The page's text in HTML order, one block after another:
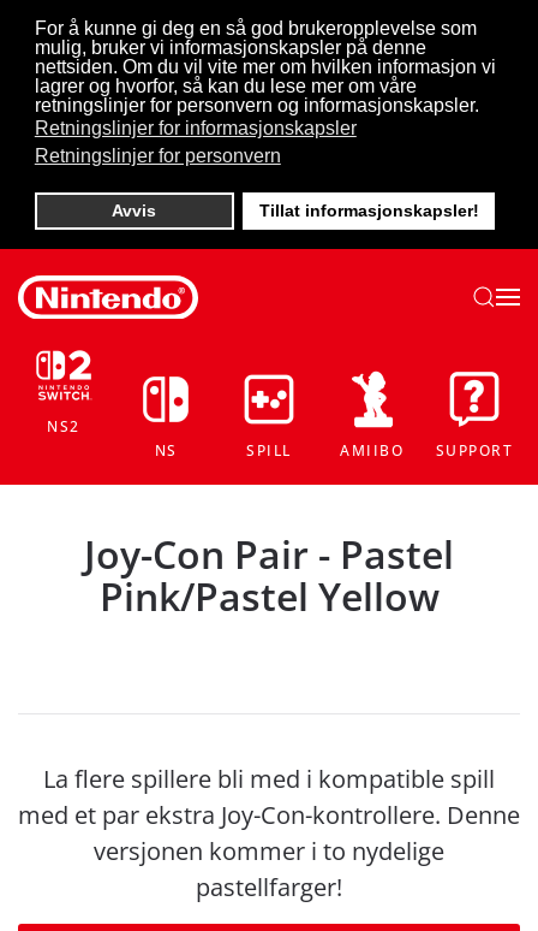
For å kunne gi deg en så god brukeropplevelse som
mulig, bruker vi informasjonskapsler på denne
nettsiden. Om du vil vite mer om hvilken informasjon vi
lagrer og hvorfor, så kan du lese mer om våre
retningslinjer for personvern og informasjonskapsler.
Retningslinjer for informasjonskapsler
Retningslinjer for personvern
Avvis Tillat informasjonskapsler!
Skip to main content
NS2
NS
SPILL AMIIBO SUPPORT
Joy-Con Pair - Pastel
Pink/Pastel Yellow
La flere spillere bli med i kompatible spill
med et par ekstra Joy-Con-kontrollere. Denne
versjonen kommer i to nydelige
pastellfarger!